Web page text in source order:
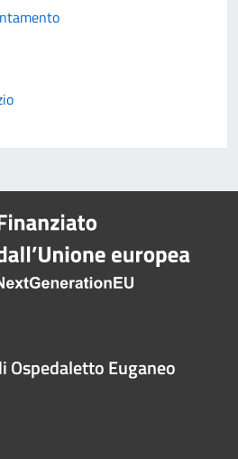
Ospedaletto Euganeo